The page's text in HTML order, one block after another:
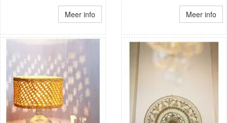
Meer info Meer info